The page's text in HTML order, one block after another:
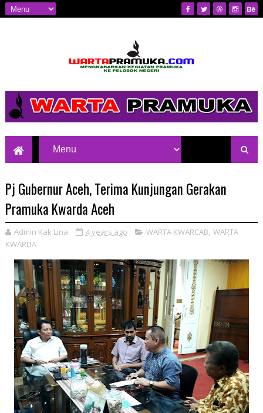
Pelosok Negeri
Pj Gubernur Aceh, Terima Kunjungan Gerakan
Pramuka Kwarda Aceh
Admin Kak Lina 4 years ago WARTA KWARCAB, WARTA
KWARDA